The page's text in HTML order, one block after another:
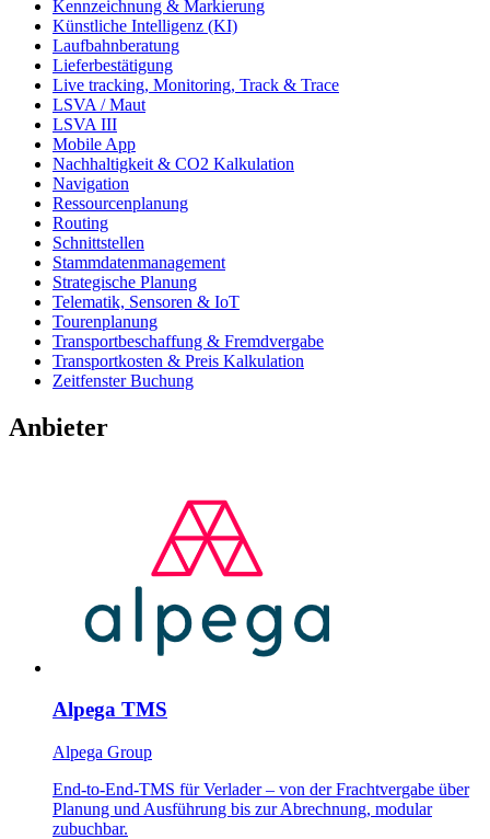
Kennzeichnung & Markierung
Künstliche Intelligenz (KI)
Laufbahnberatung
Lieferbestätigung
Live tracking, Monitoring, Track & Trace
LSVA / Maut
LSVA III
Mobile App
Nachhaltigkeit & CO2 Kalkulation
Navigation
Ressourcenplanung
Routing
Schnittstellen
Stammdatenmanagement
Strategische Planung
Telematik, Sensoren & IoT
Tourenplanung
Transportbeschaffung & Fremdvergabe
Transportkosten & Preis Kalkulation
Zeitfenster Buchung
Anbieter
Alpega TMS
Alpega Group
End-to-End-TMS für Verlader – von der Frachtvergabe über
Planung und Ausführung bis zur Abrechnung, modular
zubuchbar.